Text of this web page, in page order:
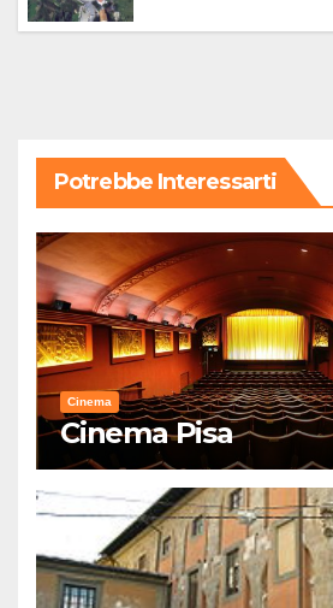
Potrebbe Interessarti
Cinema
Cinema Pisa